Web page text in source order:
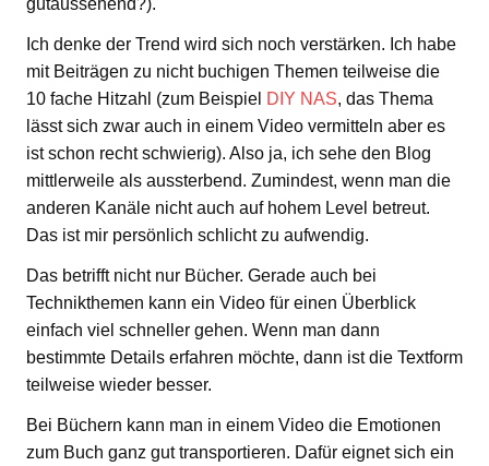
Ich denke der Trend wird sich noch verstärken. Ich habe
mit Beiträgen zu nicht buchigen Themen teilweise die
10 fache Hitzahl (zum Beispiel DIY NAS, das Thema
lässt sich zwar auch in einem Video vermitteln aber es
ist schon recht schwierig). Also ja, ich sehe den Blog
mittlerweile als aussterbend. Zumindest, wenn man die
anderen Kanäle nicht auch auf hohem Level betreut.
Das ist mir persönlich schlicht zu aufwendig.
Das betrifft nicht nur Bücher. Gerade auch bei
Technikthemen kann ein Video für einen Überblick
einfach viel schneller gehen. Wenn man dann
bestimmte Details erfahren möchte, dann ist die Textform
teilweise wieder besser.
Bei Büchern kann man in einem Video die Emotionen
zum Buch ganz gut transportieren. Dafür eignet sich ein